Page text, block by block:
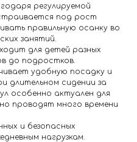
регулируемой
под рост
правильную осанку во
занятий.
для детей разных
до подростков.
удобную посадку и
длительном сидении за
особенно актуален для
проводят много времени
и безопасных
нагрузкам.